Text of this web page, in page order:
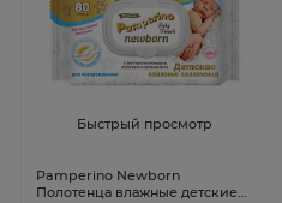
Быстрый просмотр
Pamperino Newborn
Полотенца влажные детские